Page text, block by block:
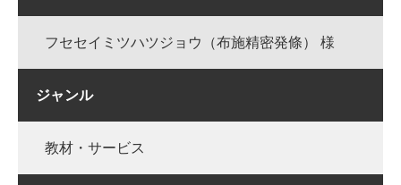
フセセイミツハツジョウ（布施精密発條） 様
ジャンル
教材・サービス